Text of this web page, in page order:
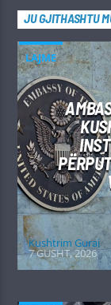
JU GJITHASHTU
LAJME
Kushtrim Guraj
7 GUSHT, 2026